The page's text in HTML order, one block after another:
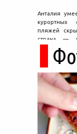
Анталия
курортных
пляжей
страна —
древние
горные
не